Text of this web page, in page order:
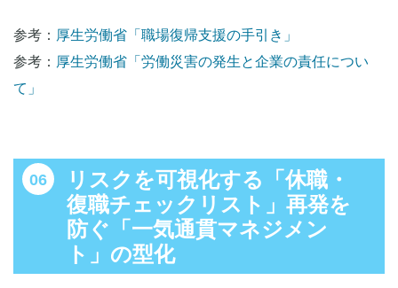
参考： 厚生労働省「職場復帰支援の手引き」
参考： 厚生労働省「労働災害の発生と企業の責任につい
て」
リスクを可視化する「休職・
復職チェックリスト」再発を
防ぐ「一気通貫マネジメン
ト」の型化